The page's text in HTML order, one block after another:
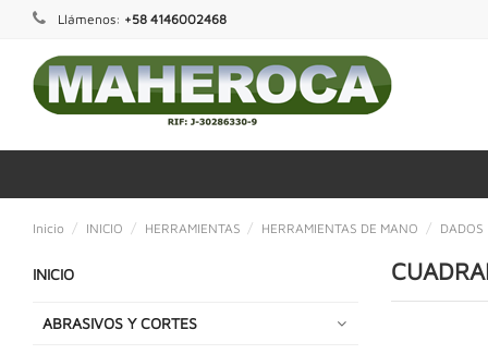
Llámenos: +58 4146002468
Inicio INICIO HERRAMIENTAS HERRAMIENTAS DE MANO DADOS
INICIO
ABRASIVOS Y CORTES